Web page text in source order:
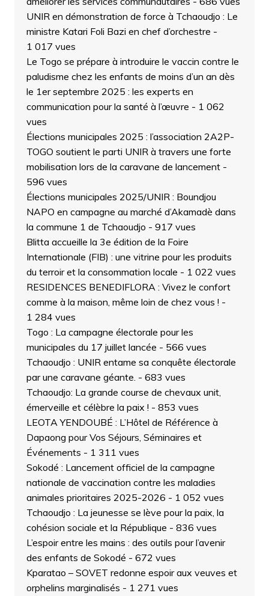
UNIR en démonstration de force à Tchaoudjo : Le
ministre Katari Foli Bazi en chef d’orchestre -
1 017 vues
Le Togo se prépare à introduire le vaccin contre le
paludisme chez les enfants de moins d’un an dès
le 1er septembre 2025 : les experts en
communication pour la santé à l’œuvre - 1 062
vues
Élections municipales 2025 : l’association 2A2P-
TOGO soutient le parti UNIR à travers une forte
mobilisation lors de la caravane de lancement-
596 vues
Élections municipales 2025/UNIR : Boundjou
NAPO en campagne au marché d’Akamadè dans
la commune 1 de Tchaoudjo - 917 vues
Blitta accueille la 3e édition de la Foire
Internationale (FIB) : une vitrine pour les produits
du terroir et la consommation locale - 1 022 vues
RESIDENCES BENEDIFLORA : Vivez le confort
comme à la maison, même loin de chez vous ! -
1 284 vues
Togo : La campagne électorale pour les
municipales du 17 juillet lancée - 566 vues
Tchaoudjo : UNIR entame sa conquête électorale
par une caravane géante. - 683 vues
Tchaoudjo: La grande course de chevaux unit,
émerveille et célèbre la paix ! - 853 vues
LEOTA YENDOUBÉ : L’Hôtel de Référence à
Dapaong pour Vos Séjours, Séminaires et
Événements - 1 311 vues
Sokodé : Lancement officiel de la campagne
nationale de vaccination contre les maladies
animales prioritaires 2025-2026 - 1 052 vues
Tchaoudjo : La jeunesse se lève pour la paix, la
cohésion sociale et la République - 836 vues
L’espoir entre les mains : des outils pour l’avenir
des enfants de Sokodé - 672 vues
Kparatao – SOVET redonne espoir aux veuves et
orphelins marginalisés - 1 271 vues